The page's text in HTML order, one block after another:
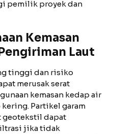
pemilik proyek dan
Kemasan
Laut
tinggi dan risiko
merusak serat
kemasan kedap air
Partikel garam
geotekstil dapat
jika tidak